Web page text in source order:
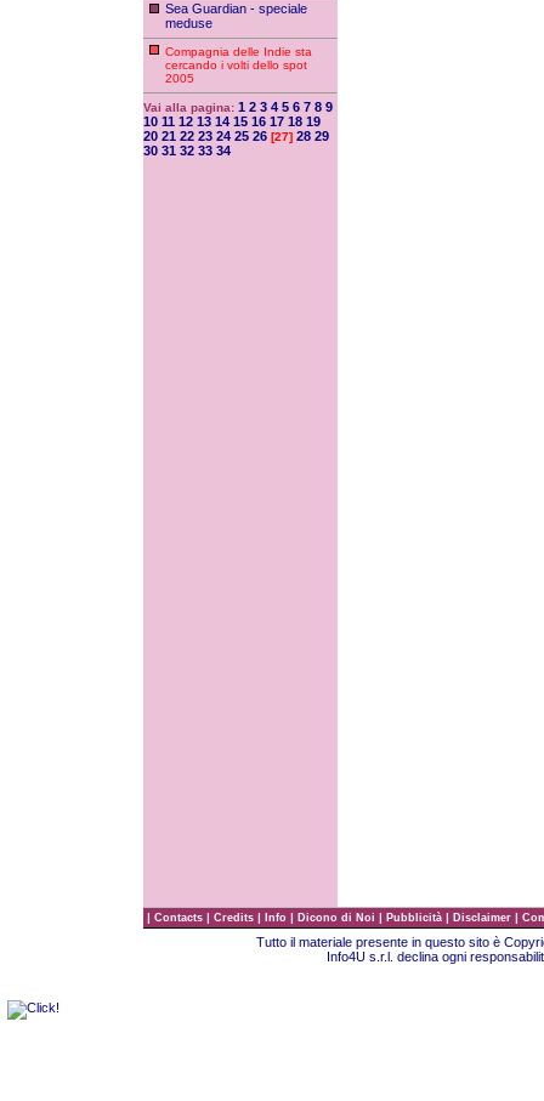
Sea Guardian - speciale
meduse
Compagnia delle Indie sta
cercando i volti dello spot
2005
Vai alla pagina: 1 2 3 4 5 6 7 8 9
10 11 12 13 14 15 16 17 18 19
20 21 22 23 24 25 26 [27] 28 29
30 31 32 33 34
| Contacts | Credits | Info | Dicono di Noi | Pubblicità | Disclaimer |
Tutto il materiale presente in questo sito è
Info4U s.r.l. declina ogni